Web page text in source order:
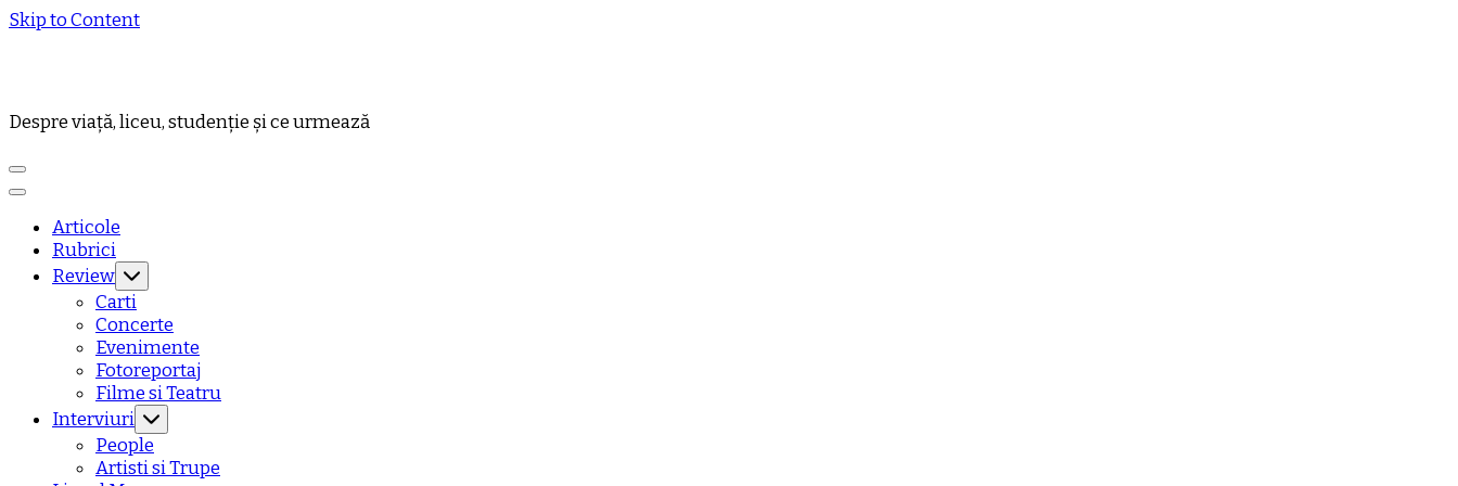
Skip to Content
Despre viață, liceu, studenție și ce urmează
Articole
Rubrici
Review
Carti
Concerte
Evenimente
Fotoreportaj
Filme si Teatru
Interviuri
People
Artisti si Trupe